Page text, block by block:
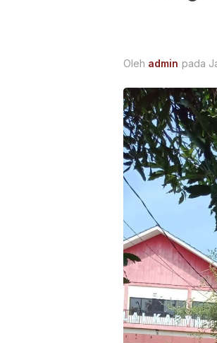
Oleh admin pada